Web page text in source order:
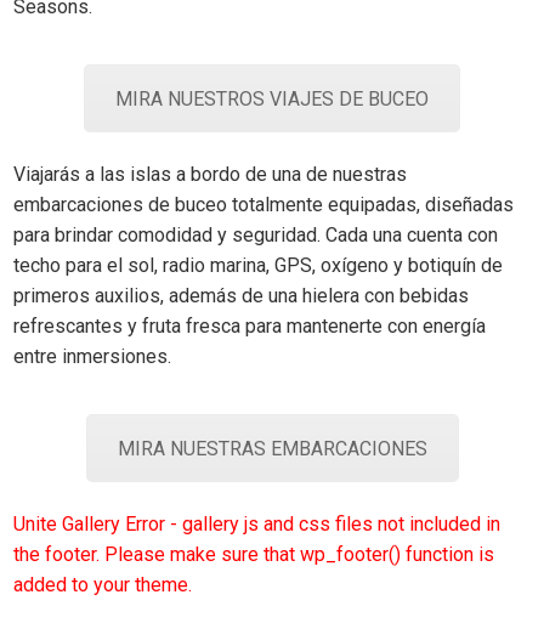
Seasons.
MIRA NUESTROS VIAJES DE BUCEO
Viajarás a las islas a bordo de una de nuestras
embarcaciones de buceo totalmente equipadas, diseñadas
para brindar comodidad y seguridad. Cada una cuenta con
techo para el sol, radio marina, GPS, oxígeno y botiquín de
primeros auxilios, además de una hielera con bebidas
refrescantes y fruta fresca para mantenerte con energía
entre inmersiones.
MIRA NUESTRAS EMBARCACIONES
Unite Gallery Error - gallery js and css files not included in
the footer. Please make sure that wp_footer() function is
added to your theme.